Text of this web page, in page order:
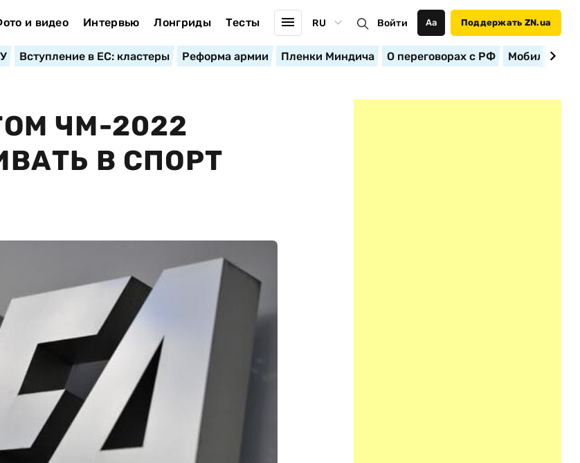
и видео Интервью Лонгриды Тесты RU Войти Аа Поддержать ZN.ua
Вступление в ЕС: кластеры Реформа армии Пленки Миндича О переговорах с РФ
ЧМ-2022
В СПОРТ